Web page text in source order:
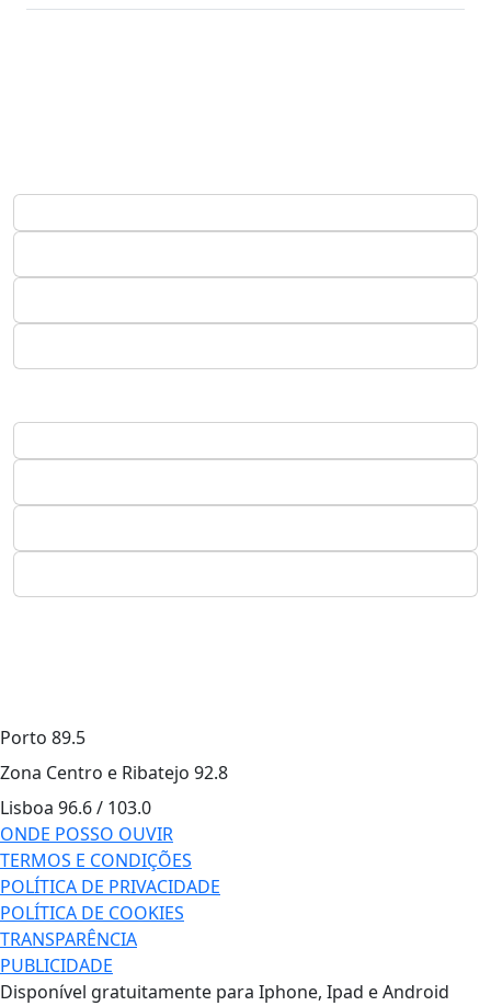
Porto 89.5
Zona Centro e Ribatejo 92.8
Lisboa 96.6 / 103.0
ONDE POSSO OUVIR
TERMOS E CONDIÇÕES
POLÍTICA DE PRIVACIDADE
POLÍTICA DE COOKIES
TRANSPARÊNCIA
PUBLICIDADE
Disponível gratuitamente para Iphone, Ipad e Android